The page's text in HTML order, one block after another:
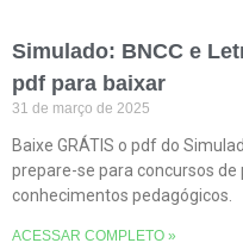
Simulado: BNCC e
pdf para baixar
31 de março de 2025
Baixe GRÁTIS o pdf do
prepare-se para concursos
conhecimentos pedagógicos.
ACESSAR COMPLETO »